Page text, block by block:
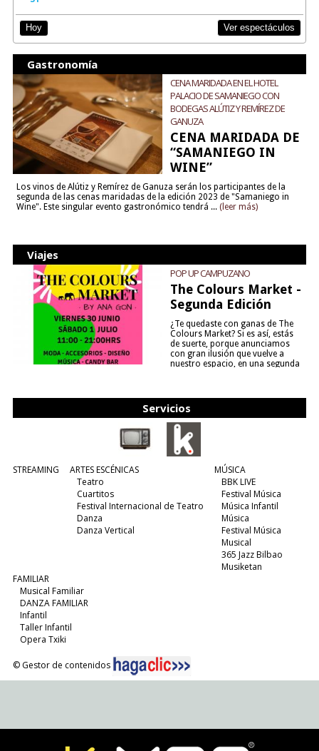
Hoy Ver espectáculos
Gastronomía
CENA MARIDADA EN EL HOTEL
PALACIO DE SAMANIEGO CON
BODEGAS ALÚTIZ Y REMÍREZ DE
GANUZA
CENA MARIDADA DE
“SAMANIEGO IN
WINE”
Los vinos de Alútiz y Remírez de Ganuza serán los participantes de la
segunda de las cenas maridadas de la edición 2023 de "Samaniego in
Wine". Este singular evento gastronómico tendrá ... (leer más)
Viajes
POP UP CAMPUZANO
The Colours Market -
Segunda Edición
¿Te quedaste con ganas de The
Colours Market? Si es así, estás
de suerte, porque anunciamos
con gran ilusión que vuelve a
nuestro espacio, en una segunda
Servicios
STREAMING
ARTES ESCÉNICAS
Teatro
Cuartitos
Festival Internacional de Teatro
Danza
Danza Vertical
MÚSICA
BBK LIVE
Festival Música
Música Infantil
Música
Festival Música
Musical
365 Jazz Bilbao
Musiketan
FAMILIAR
Musical Familiar
DANZA FAMILIAR
Infantil
Taller Infantil
Opera Txiki
© Gestor de contenidos